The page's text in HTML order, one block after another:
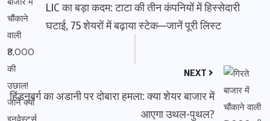
LIC का बड़ा कदम: टाटा की तीन कंपनियों में हिस्सेदारी
घटाई, 75 शेयरों में बढ़ाया स्टेक—जानें पूरी लिस्ट
NEXT
हिंडनबर्ग का अडानी पर दोबारा हमला: क्या शेयर बाजार में
आएगा उथल-पुथल?